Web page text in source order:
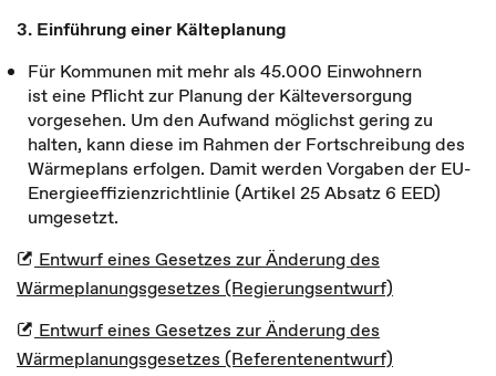
3. Einführung einer Kälteplanung
Für Kommunen mit mehr als 45.000 Einwohnern
ist eine Pflicht zur Planung der Kälteversorgung
vorgesehen. Um den Aufwand möglichst gering zu
halten, kann diese im Rahmen der Fortschreibung des
Wärmeplans erfolgen. Damit werden Vorgaben der EU-
Energieeffizienzrichtlinie (Artikel 25 Absatz 6 EED)
umgesetzt.
Entwurf eines Gesetzes zur Änderung des
Wärmeplanungsgesetzes (Regierungsentwurf)
Entwurf eines Gesetzes zur Änderung des
Wärmeplanungsgesetzes (Referentenentwurf)